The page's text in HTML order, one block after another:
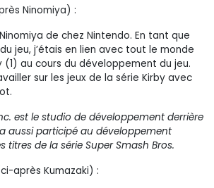
Ninomiya) :
de chez Nintendo. En tant que
jeu, j’étais en lien avec tout le monde
(1) au cours du développement du jeu.
sur les jeux de la série Kirby avec
est le studio de développement derrière
aussi participé au développement
titres de la série Super Smash Bros.
après Kumazaki) :